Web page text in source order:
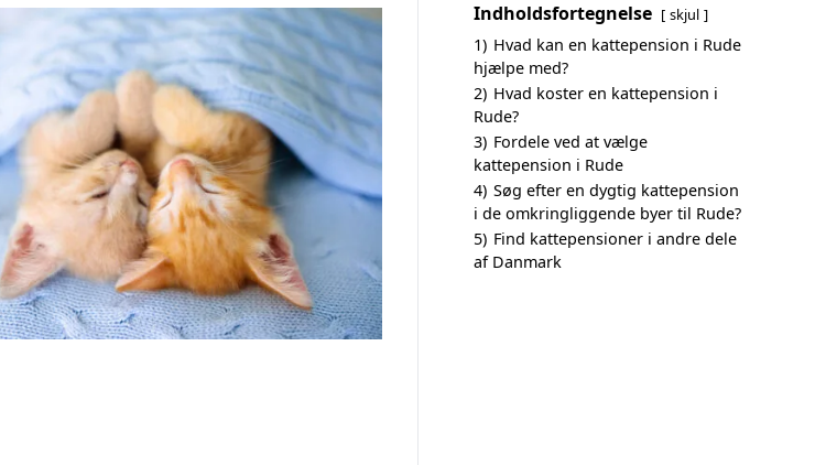
Indholdsfortegnelse skjul
1) Hvad kan en kattepension i Rude
hjælpe med?
2) Hvad koster en kattepension i
Rude?
3) Fordele ved at vælge
kattepension i Rude
4) Søg efter en dygtig kattepension
i de omkringliggende byer til Rude?
5) Find kattepensioner i andre dele
af Danmark